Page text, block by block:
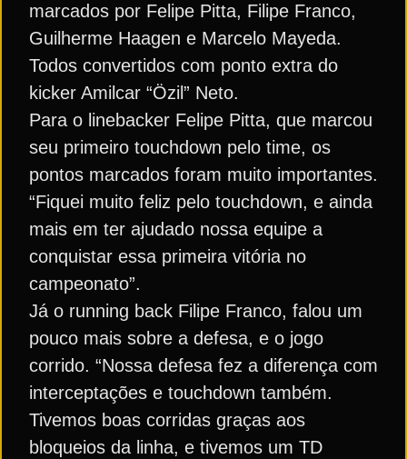
marcados por Felipe Pitta, Filipe Franco,
Guilherme Haagen e Marcelo Mayeda.
Todos convertidos com ponto extra do
kicker Amilcar “Özil” Neto.
Para o linebacker Felipe Pitta, que marcou
seu primeiro touchdown pelo time, os
pontos marcados foram muito importantes.
“Fiquei muito feliz pelo touchdown, e ainda
mais em ter ajudado nossa equipe a
conquistar essa primeira vitória no
campeonato”.
Já o running back Filipe Franco, falou um
pouco mais sobre a defesa, e o jogo
corrido. “Nossa defesa fez a diferença com
interceptações e touchdown também.
Tivemos boas corridas graças aos
bloqueios da linha, e tivemos um TD